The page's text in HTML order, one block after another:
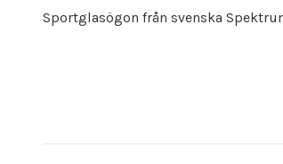
Sportglasögon från svenska